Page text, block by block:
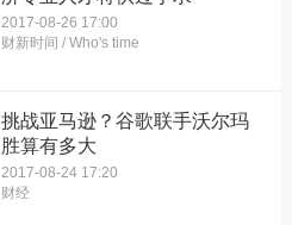
2017-08-26 17:00
财新时间 / Who's time
挑战亚马逊？谷歌联手沃尔玛
胜算有多大
2017-08-24 17:20
财经